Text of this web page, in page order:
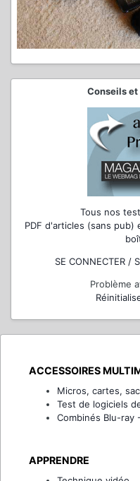
Conseils
Tous nos
PDF d'articles (sans
SE CONNECTER /
Problème
ACCESSOIRES
Micros, cartes,
Test de logiciels
Combinés Blu-ray
APPRENDRE